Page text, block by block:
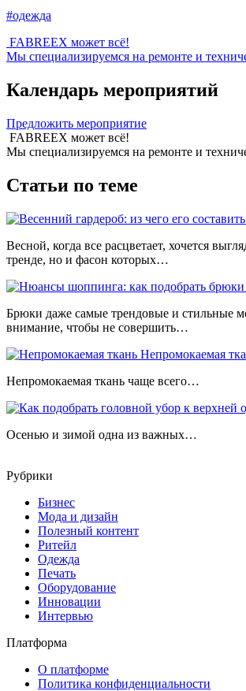
#одежда
FABREEX может всё!
Мы специализируемся на ремонте и
Календарь мероприятий
Предложить мероприятие
FABREEX может всё!
Мы специализируемся на ремонте и
Статьи по теме
Весной, когда все расцветает, хочется
тренде, но и фасон которых…
Брюки даже самые трендовые и стильные
внимание, чтобы не совершить…
Непромокаемая
Непромокаемая ткань чаще всего…
Осенью и зимой одна из важных…
Рубрики
Бизнес
Мода и дизайн
Полезный контент
Ритейл
Одежда
Печать
Оборудование
Инновации
Интервью
Платформа
О платформе
Политика конфиденциальности